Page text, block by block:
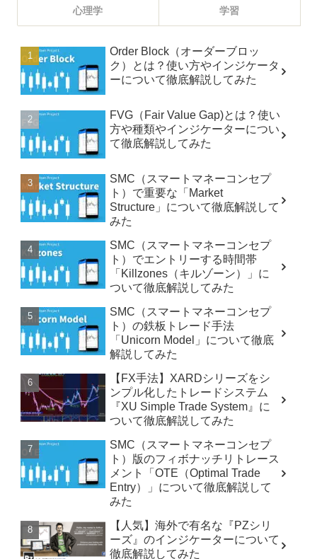
心理学 学習
Order Block（オーダーブロッ
ク）とは？使い方やインジケータ
ーについて徹底解説してみた
FVG（Fair Value Gap)とは？使い
方や種類やインジケーターについ
て徹底解説してみた
SMC（スマートマネーコンセプ
ト）で重要な「Market
Structure」について徹底解説して
みた
SMC（スマートマネーコンセプ
ト）でエントリーする時間帯
「Killzones（キルゾーン）」に
ついて徹底解説してみた
SMC（スマートマネーコンセプ
ト）の鉄板トレード手法
「Unicorn Model」について徹底
解説してみた
【FX手法】XARDシリーズをシ
ンプル化したトレードシステム
『XU Simple Trade System』に
ついて徹底解説してみた
SMC（スマートマネーコンセプ
ト）版のフィボナッチリトレース
メント「OTE（Optimal Trade
Entry）」について徹底解説して
みた
【人気】海外で有名な『PZシリ
ーズ』のインジケーターについて
徹底解説してみた